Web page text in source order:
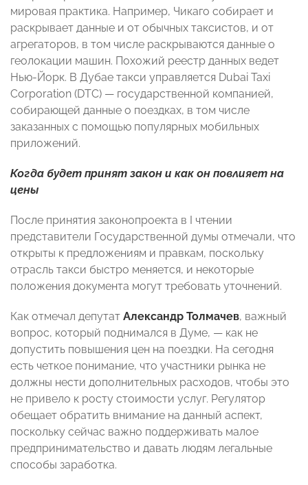
мировая практика. Например, Чикаго собирает и
раскрывает данные и от обычных таксистов, и от
агрегаторов, в том числе раскрываются данные о
геолокации машин. Похожий реестр данных ведет
Нью-Йорк. В Дубае такси управляется Dubai Taxi
Corporation (DTC) — государственной компанией,
собирающей данные о поездках, в том числе
заказанных с помощью популярных мобильных
приложений.
Когда будет принят закон и как он повлияет на
цены
После принятия законопроекта в I чтении
представители Государственной думы отмечали, что
открыты к предложениям и правкам, поскольку
отрасль такси быстро меняется, и некоторые
положения документа могут требовать уточнений.
Как отмечал депутат Александр Толмачев, важный
вопрос, который поднимался в Думе, — как не
допустить повышения цен на поездки. На сегодня
есть четкое понимание, что участники рынка не
должны нести дополнительных расходов, чтобы это
не привело к росту стоимости услуг. Регулятор
обещает обратить внимание на данный аспект,
поскольку сейчас важно поддерживать малое
предпринимательство и давать людям легальные
способы заработка.